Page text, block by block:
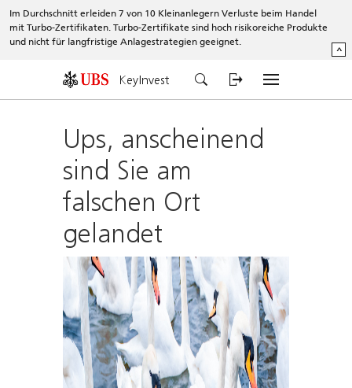
Im Durchschnitt erleiden 7 von 10 Kleinanlegern Verluste beim Handel
mit Turbo-Zertifikaten. Turbo-Zertifikate sind hoch risikoreiche Produkte
und nicht für langfristige Anlagestrategien geeignet.
^
KeyInvest
Ups, anscheinend
sind Sie am
falschen Ort
gelandet